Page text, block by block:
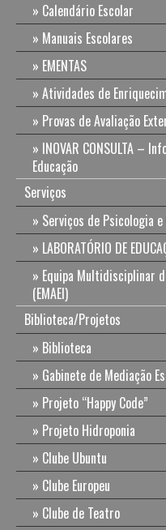
Calendário Escolar
Manuais Escolares
EMENTAS
Atividades de
Provas de Avaliação
INOVAR CONSULTA –
Educação
Serviços
Serviços de Psicologia
LABORATÓRIO DE
Equipa Multidisciplinar
(EMAEI)
Biblioteca/Projetos
Biblioteca
Gabinete de Mediação
Projeto “Happy Code”
Projeto Hidroponia
Clube Ubuntu
Clube Europeu
Clube de Teatro